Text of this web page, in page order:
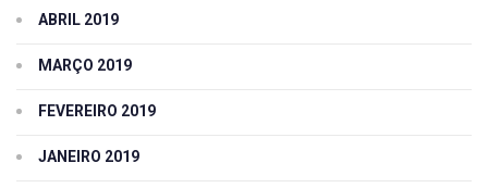
ABRIL 2019
MARÇO 2019
FEVEREIRO 2019
JANEIRO 2019